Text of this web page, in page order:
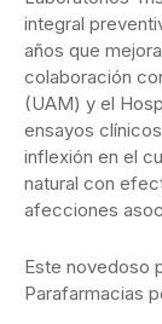
integral
años que
colaboración
(UAM) y el
ensayos
inflexión en el
natural con
afecciones
Este novedoso
Parafarmacias